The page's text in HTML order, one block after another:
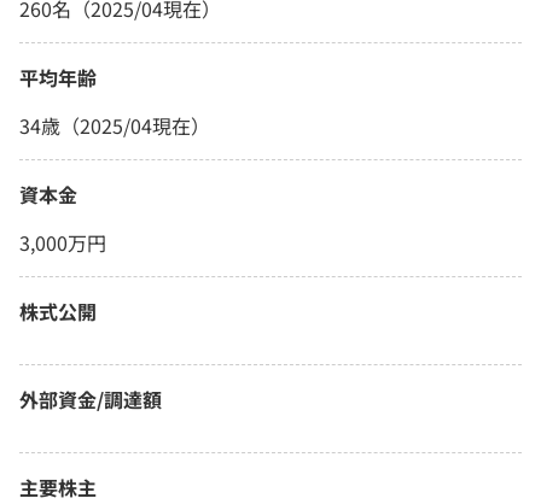
260名（2025/04現在）
平均年齢
34歳（2025/04現在）
資本金
3,000万円
株式公開
外部資金/調達額
主要株主